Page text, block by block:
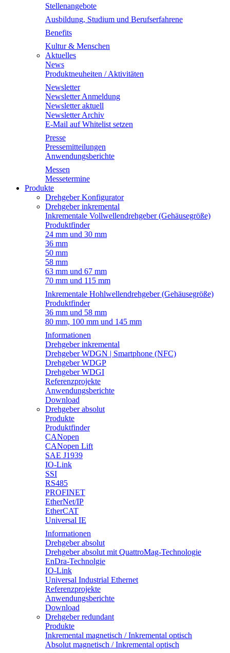
Stellenangebote
Ausbildung, Studium und Berufserfahrene
Benefits
Kultur & Menschen
Aktuelles
News
Produktneuheiten / Aktivitäten
Newsletter
Newsletter Anmeldung
Newsletter aktuell
Newsletter Archiv
E-Mail auf Whitelist setzen
Presse
Pressemitteilungen
Anwendungsberichte
Messen
Messetermine
Produkte
Drehgeber Konfigurator
Drehgeber inkremental
Inkrementale Vollwellendrehgeber (Gehäusegröße)
Produktfinder
24 mm und 30 mm
36 mm
50 mm
58 mm
63 mm und 67 mm
70 mm und 115 mm
Inkrementale Hohlwellendrehgeber (Gehäusegröße)
Produktfinder
36 mm und 58 mm
80 mm, 100 mm und 145 mm
Informationen
Drehgeber inkremental
Drehgeber WDGN | Smartphone (NFC)
Drehgeber WDGP
Drehgeber WDGI
Referenzprojekte
Anwendungsberichte
Download
Drehgeber absolut
Produkte
Produktfinder
CANopen
CANopen Lift
SAE J1939
IO-Link
SSI
RS485
PROFINET
EtherNet/IP
EtherCAT
Universal IE
Informationen
Drehgeber absolut
Drehgeber absolut mit QuattroMag-Technologie
EnDra-Technolgie
IO-Link
Universal Industrial Ethernet
Referenzprojekte
Anwendungsberichte
Download
Drehgeber redundant
Produkte
Inkremental magnetisch / Inkremental optisch
Absolut magnetisch / Inkremental optisch